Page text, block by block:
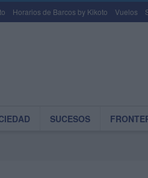
Horarios de Barcos by Kikoto Vuelos
SUCESOS